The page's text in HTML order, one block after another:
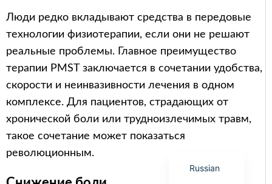
Люди редко вкладывают средства в передовые
технологии физиотерапии, если они не решают
реальные проблемы. Главное преимущество
терапии PMST заключается в сочетании удобства,
скорости и неинвазивности лечения в одном
комплексе. Для пациентов, страдающих от
хронической боли или трудноизлечимых травм,
такое сочетание может показаться
революционным.
Russian
French
Portuguese
Japanese
German